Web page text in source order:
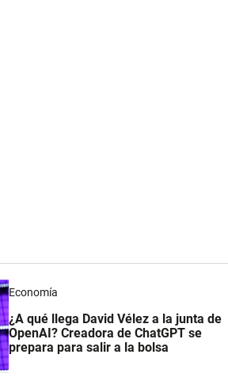
Economía
¿A qué llega David Vélez a la junta de
OpenAI? Creadora de ChatGPT se
prepara para salir a la bolsa